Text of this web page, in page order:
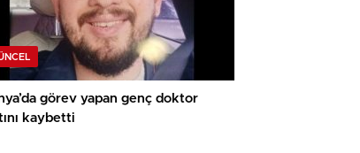
görev yapan genç doktor
kaybetti